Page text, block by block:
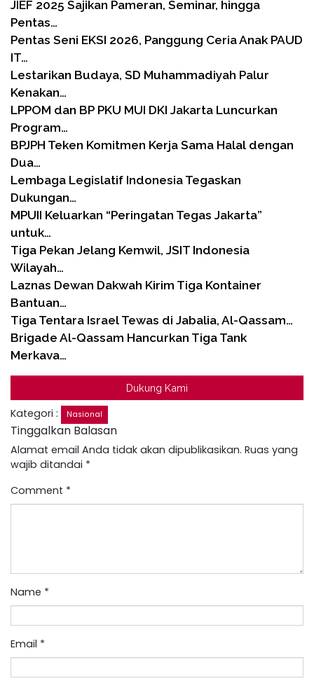
JIEF 2025 Sajikan Pameran, Seminar, hingga
Pentas…
Pentas Seni EKSI 2026, Panggung Ceria Anak PAUD
IT…
Lestarikan Budaya, SD Muhammadiyah Palur
Kenakan…
LPPOM dan BP PKU MUI DKI Jakarta Luncurkan
Program…
BPJPH Teken Komitmen Kerja Sama Halal dengan
Dua…
Lembaga Legislatif Indonesia Tegaskan
Dukungan…
MPUII Keluarkan “Peringatan Tegas Jakarta”
untuk…
Tiga Pekan Jelang Kemwil, JSIT Indonesia
Wilayah…
Laznas Dewan Dakwah Kirim Tiga Kontainer
Bantuan…
Tiga Tentara Israel Tewas di Jabalia, Al-Qassam…
Brigade Al-Qassam Hancurkan Tiga Tank
Merkava…
Dukung Kami
Kategori : Nasional
Tinggalkan Balasan
Alamat email Anda tidak akan dipublikasikan. Ruas yang
wajib ditandai *
Comment *
Name *
Email *